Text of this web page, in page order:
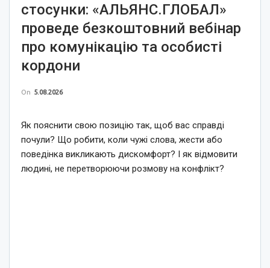
стосунки: «АЛЬЯНС.ГЛОБАЛ»
проведе безкоштовний вебінар
про комунікацію та особисті
кордони
On 5.08.2026
Як пояснити свою позицію так, щоб вас справді
почули? Що робити, коли чужі слова, жести або
поведінка викликають дискомфорт? І як відмовити
людині, не перетворюючи розмову на конфлікт?